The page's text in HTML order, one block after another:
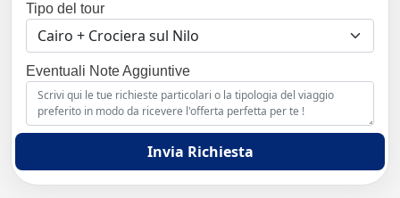
Tipo del tour
Eventuali Note Aggiuntive
Invia Richiesta